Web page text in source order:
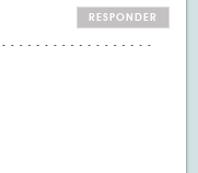
RESPONDER